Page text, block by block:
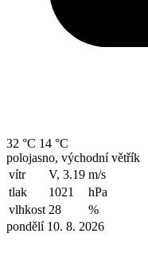
32 °C 14 °C
polojasno, východní větřík
vítr
V, 3.19 m/s
tlak
1021
hPa
vlhkost 28
%
pondělí 10. 8. 2026